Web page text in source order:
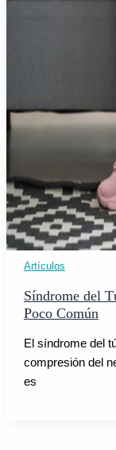
Artículos
Síndrome del
Poco Común
El síndrome del
compresión del
es